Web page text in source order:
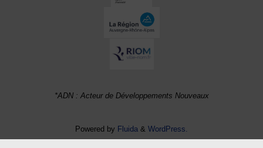
*ADN : Acteur de Développements Nouveaux
Powered by Fluida & WordPress.